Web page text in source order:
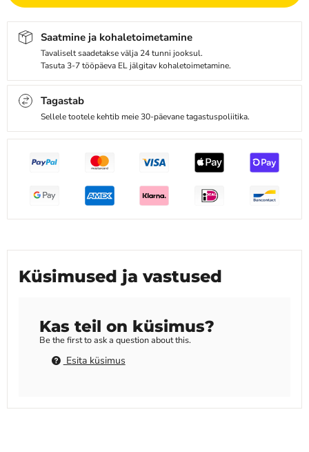
Saatmine ja kohaletoimetamine
Tavaliselt saadetakse välja 24 tunni jooksul.
Tasuta 3-7 tööpäeva EL jälgitav kohaletoimetamine.
Tagastab
Sellele tootele kehtib meie 30-päevane tagastuspoliitika.
Küsimused ja vastused
Kas teil on küsimus?
Be the first to ask a question about this.
Esita küsimus